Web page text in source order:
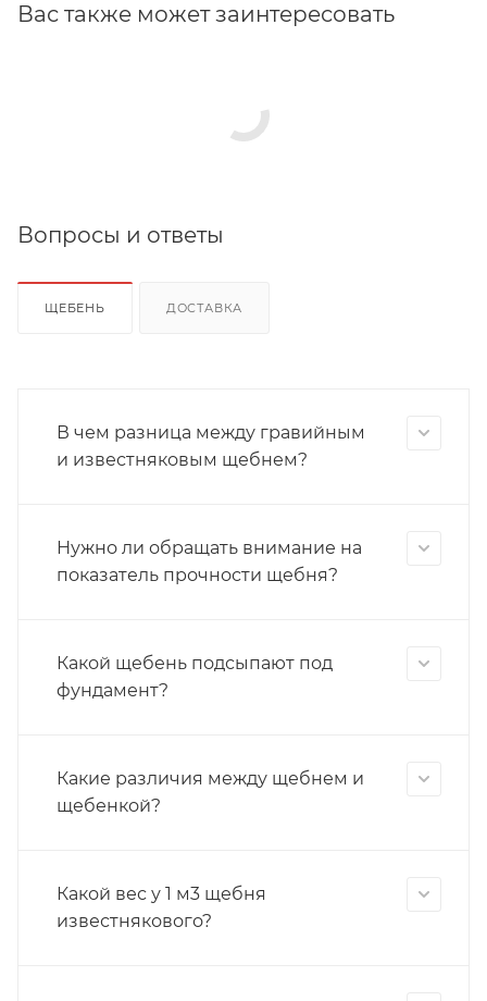
Вас также может заинтересовать
Вопросы и ответы
ЩЕБЕНЬ ДОСТАВКА
В чем разница между гравийным
и известняковым щебнем?
Нужно ли обращать внимание на
показатель прочности щебня?
Какой щебень подсыпают под
фундамент?
Какие различия между щебнем и
щебенкой?
Какой вес у 1 м3 щебня
известнякового?